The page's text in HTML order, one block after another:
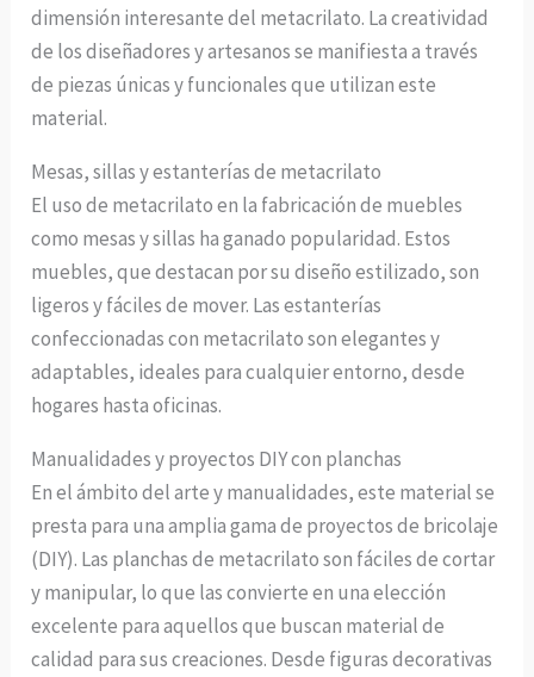
dimensión interesante del metacrilato. La creatividad
de los diseñadores y artesanos se manifiesta a través
de piezas únicas y funcionales que utilizan este
material.
Mesas, sillas y estanterías de metacrilato
El uso de metacrilato en la fabricación de muebles
como mesas y sillas ha ganado popularidad. Estos
muebles, que destacan por su diseño estilizado, son
ligeros y fáciles de mover. Las estanterías
confeccionadas con metacrilato son elegantes y
adaptables, ideales para cualquier entorno, desde
hogares hasta oficinas.
Manualidades y proyectos DIY con planchas
En el ámbito del arte y manualidades, este material se
presta para una amplia gama de proyectos de bricolaje
(DIY). Las planchas de metacrilato son fáciles de cortar
y manipular, lo que las convierte en una elección
excelente para aquellos que buscan material de
calidad para sus creaciones. Desde figuras decorativas